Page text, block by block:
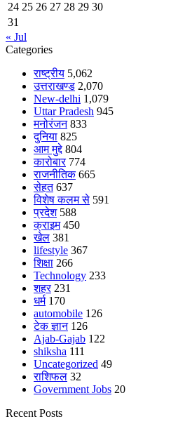
24 25 26 27 28 29 30
31
« Jul
Categories
राष्ट्रीय 5,062
उत्तराखण्ड 2,070
New-delhi 1,079
Uttar Pradesh 945
मनोरंजन 833
दुनिया 825
आम मुद्दे 804
कारोबार 774
राजनीतिक 665
सेहत 637
विशेष कलम से 591
प्रदेश 588
क्राइम 450
खेल 381
lifestyle 367
शिक्षा 266
Technology 233
शहर 231
धर्म 170
automobile 126
टेक ज्ञान 126
Ajab-Gajab 122
shiksha 111
Uncategorized 49
राशिफल 32
Government Jobs 20
Recent Posts